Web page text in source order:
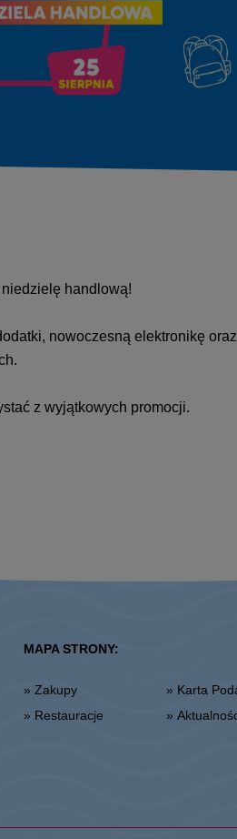
handlową!
nowoczesną elektronikę
z wyjątkowych promocji.
MAPA STRONY:
» Zakupy
» Restauracje
» Karta
»